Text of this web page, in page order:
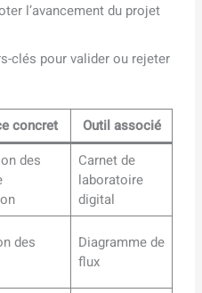
l’avancement du projet
clés pour valider ou rejeter
concret
Outil associé
des
Carnet de
laboratoire
digital
des
Diagramme de
flux